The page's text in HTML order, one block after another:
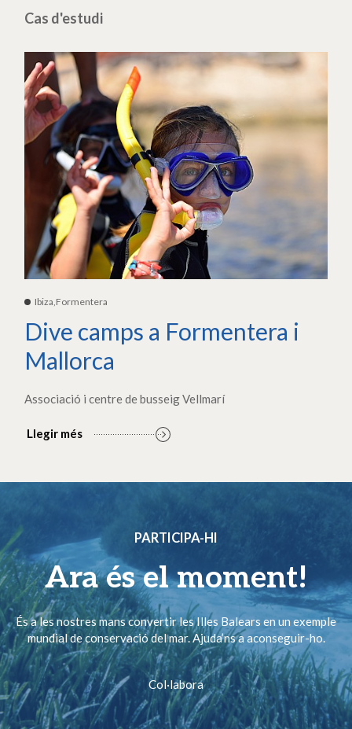
Cas d'estudi
Ibiza,Formentera
Dive camps a Formentera i
Mallorca
Associació i centre de busseig Vellmarí
Llegir més
PARTICIPA-HI
Ara és el moment!
És a les nostres mans convertir les Illes Balears en un exemple
mundial de conservació del mar. Ajuda’ns a aconseguir-ho.
Col·labora